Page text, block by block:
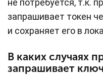
не потребуется, т.к.
запрашивает токен
и сохраняет его в
В каких случаях
запрашивает